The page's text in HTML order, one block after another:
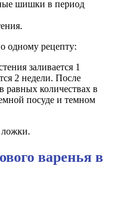
шишки в период
одному рецепту:
заливается 1
2 недели. После
равных количествах в
посуде и темном
варенья в